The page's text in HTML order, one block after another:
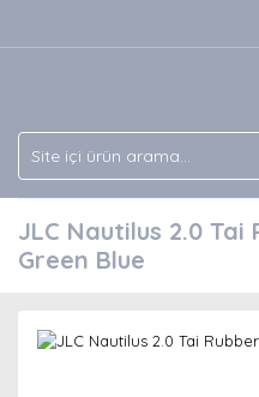
JLC Nautilus 2.0 Tai
Green Blue